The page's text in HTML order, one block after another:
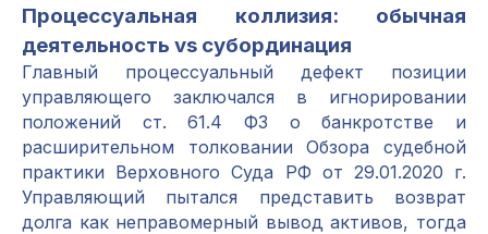
Процессуальная коллизия: обычная
деятельность vs субординация
Главный процессуальный дефект позиции
управляющего заключался в игнорировании
положений ст. 61.4 ФЗ о банкротстве и
расширительном толковании Обзора судебной
практики Верховного Суда РФ от 29.01.2020 г.
Управляющий пытался представить возврат
долга как неправомерный вывод активов, тогда